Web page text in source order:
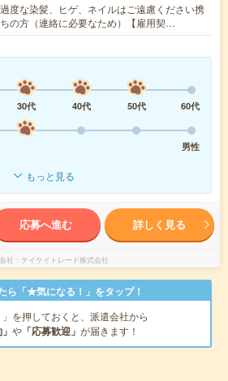
度な染髪、ヒゲ、ネイルはご遠慮ください携
の方（連絡に必要なため）【雇用契…
30代 40代 50代
60代
男性
もっと見る
応募へ進む 詳しく見る
社 テイケイトレード株式会社
ら「★気になる！」をタップ！
」を押しておくと、派遣会社から
や 「応募歓迎」 が届きます！